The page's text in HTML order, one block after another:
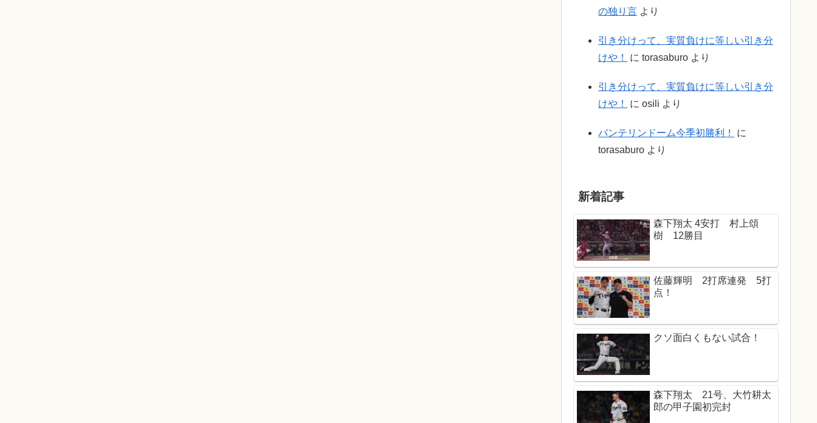
の独り言 より
引き分けって、実質負けに等しい引き分
けや！
に torasaburo より
引き分けって、実質負けに等しい引き分
けや！
に osili より
バンテリンドーム今季初勝利！
に
torasaburo より
新着記事
森下翔太 4安打 村上頌
樹 12勝目
佐藤輝明 2打席連発 5打
点！
クソ面白くもない試合！
森下翔太 21号、大竹耕太
郎の甲子園初完封